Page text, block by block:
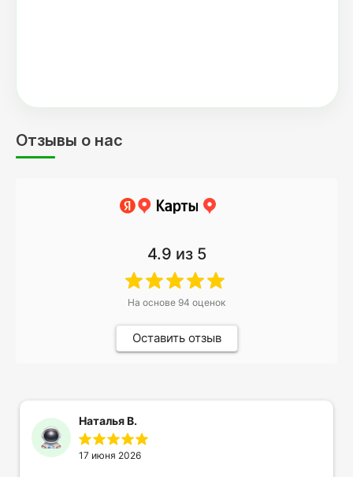
Отзывы о нас
4.9 из 5
На основе 94 оценок
Оставить отзыв
Наталья В.
17 июня 2026